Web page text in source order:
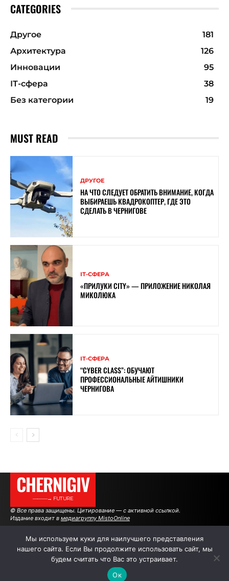
CATEGORIES
Другое
181
Архитектура
126
Инновации
95
ІТ-сфера
38
Без категории
19
MUST READ
ДРУГОЕ
НА ЧТО СЛЕДУЕТ ОБРАТИТЬ ВНИМАНИЕ, КОГДА
ВЫБИРАЕШЬ КВАДРОКОПТЕР, ГДЕ ЭТО
СДЕЛАТЬ В ЧЕРНИГОВЕ
ІТ-СФЕРА
«ПРИЛУКИ CITY» — ПРИЛОЖЕНИЕ НИКОЛАЯ
МИКОЛЮКА
ІТ-СФЕРА
“CYBER ​​CLASS”: ОБУЧАЮТ
ПРОФЕССИОНАЛЬНЫЕ АЙТИШНИКИ
ЧЕРНИГОВА
CHERNIGIV
———→ FUTURE
© Все права защищены. Цитирование — с активной ссылкой.
Издание входит в медиагруппу MistoOnline
АВТОРЫ РЕКЛАМА НА САЙТЕ
Мы используем куки для наилучшего представления
нашего сайта. Если Вы продолжите использовать сайт, мы
будем считать что Вас это устраивает.
Ок